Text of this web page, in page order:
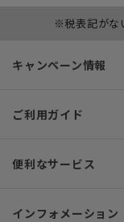
※税表記がな
キャンペーン情報
ご利用ガイド
便利なサービス
インフォメーション